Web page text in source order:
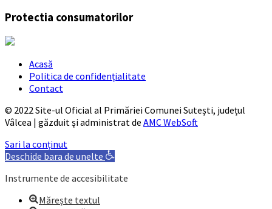
Protectia consumatorilor
Acasă
Politica de confidențialitate
Contact
© 2022 Site-ul Oficial al Primăriei Comunei Sutești, județul
Vâlcea | găzduit şi administrat de AMC WebSoft
Sari la conținut
Deschide bara de unelte
Instrumente de accesibilitate
Mărește textul